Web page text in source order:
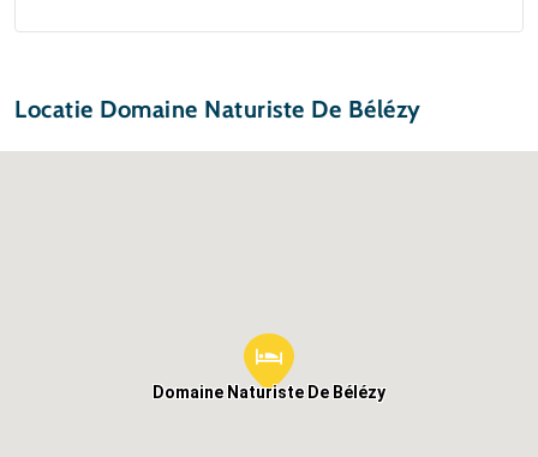
Locatie Domaine Naturiste De Bélézy
Domaine Naturiste De Bélézy